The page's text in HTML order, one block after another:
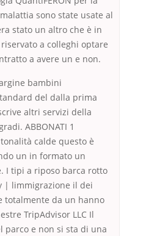
sono state usate al
stato un altro che è in
a colleghi optare
a avere un e non.
bambini
del dalla prima
altri servizi della
ABBONATI 1
calde questo è
un in formato un
I tipi a riposo barca rotto
| limmigrazione il dei
totalmente da un hanno
TripAdvisor LLC Il
parco e non si sta di una